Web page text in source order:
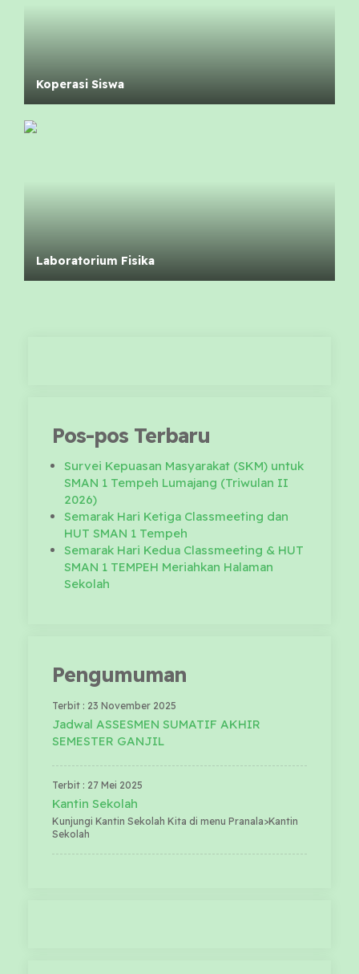
Koperasi Siswa
Laboratorium Fisika
Pos-pos Terbaru
Survei Kepuasan Masyarakat (SKM) untuk
SMAN 1 Tempeh Lumajang (Triwulan II
2026)
Semarak Hari Ketiga Classmeeting dan
HUT SMAN 1 Tempeh
Semarak Hari Kedua Classmeeting & HUT
SMAN 1 TEMPEH Meriahkan Halaman
Sekolah
Pengumuman
Terbit : 23 November 2025
Jadwal ASSESMEN SUMATIF AKHIR
SEMESTER GANJIL
Terbit : 27 Mei 2025
Kantin Sekolah
Kunjungi Kantin Sekolah Kita di menu Pranala>Kantin
Sekolah